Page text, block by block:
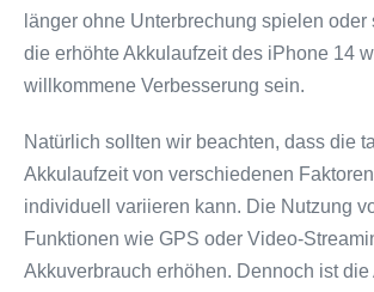
länger ohne Unterbrechung spielen oder
die erhöhte Akkulaufzeit des iPhone 14
willkommene Verbesserung sein.
Natürlich sollten wir beachten, dass die
Akkulaufzeit von verschiedenen
individuell variieren kann. Die Nutzung
Funktionen wie GPS oder Video-
Akkuverbrauch erhöhen. Dennoch ist die